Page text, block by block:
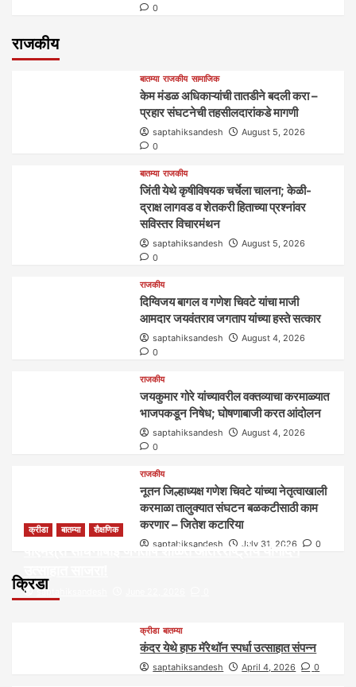
0
राजकीय
बातम्या राजकीय सामाजिक
केम मंडळ अधिकाऱ्यांची तातडीने बदली करा –
प्रहार संघटनेची तहसीलदारांकडे मागणी
saptahiksandesh
August 5, 2026
0
बातम्या राजकीय
जिंती येथे कृषीविषयक चर्चेला चालना; केळी-
द्राक्ष लागवड व शेतकरी हिताच्या प्रश्नांवर
सविस्तर विचारमंथन
saptahiksandesh
August 5, 2026
0
राजकीय
दिग्विजय बागल व गणेश चिवटे यांचा माजी
आमदार जयवंतराव जगताप यांच्या हस्ते सत्कार
saptahiksandesh
August 4, 2026
0
राजकीय
जयकुमार गोरे यांच्यावरील वक्तव्याचा करमाळ्यात
भाजपकडून निषेध; घोषणाबाजी करत आंदोलन
saptahiksandesh
August 4, 2026
0
राजकीय
नूतन जिल्हाध्यक्ष गणेश चिवटे यांच्या नेतृत्वाखाली
करमाळा तालुक्यात संघटन बळकटीसाठी काम
करणार – जितेश कटारिया
saptahiksandesh July 31, 2026 0
क्रिडा
क्रीडा बातम्या शैक्षणिक
पीएमश्री साधनाबाई जगताप शाळेत आंतरराष्ट्रीय योगदिन
saptahiksandesh
क्रीडा बातम्या
कंदर येथे हाफ मॅरेथॉन स्पर्धा उत्साहात संपन्न
saptahiksandesh April 4, 2026 0